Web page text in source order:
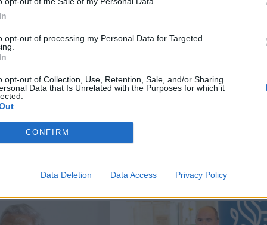
opt-out of processing my Personal Data for Targeted
opt-out of Collection, Use, Retention, Sale, and/or Sharing
Data that Is Unrelated with the Purposes for which it
CONFIRM
Data Deletion Data Access Privacy Policy
des contaminations depuis
des cas. C’est officiellement le pays africain le
millions de cas et plus de 90 000 morts. Un
59 millions est complètement vaccinée, bien
le reste du monde. Le pays administre les
de 20 millions de doses de ce dernier ayant
a récemment annoncé une troisième dose à